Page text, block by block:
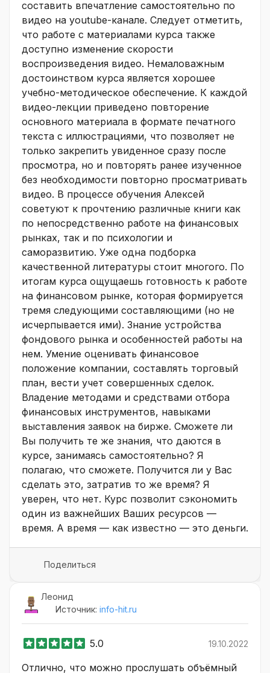
составить впечатление самостоятельно по
видео на youtube-канале. Следует отметить,
что работе с материалами курса также
доступно изменение скорости
воспроизведения видео. Немаловажным
достоинством курса является хорошее
учебно-методическое обеспечение. К каждой
видео-лекции приведено повторение
основного материала в формате печатного
текста с иллюстрациями, что позволяет не
только закрепить увиденное сразу после
просмотра, но и повторять ранее изученное
без необходимости повторно просматривать
видео. В процессе обучения Алексей
советуют к прочтению различные книги как
по непосредственно работе на финансовых
рынках, так и по психологии и
саморазвитию. Уже одна подборка
качественной литературы стоит многого. По
итогам курса ощущаешь готовность к работе
на финансовом рынке, которая формируется
тремя следующими составляющими (но не
исчерпывается ими). Знание устройства
фондового рынка и особенностей работы на
нем. Умение оценивать финансовое
положение компании, составлять торговый
план, вести учет совершенных сделок.
Владение методами и средствами отбора
финансовых инструментов, навыками
выставления заявок на бирже. Сможете ли
Вы получить те же знания, что даются в
курсе, занимаясь самостоятельно? Я
полагаю, что сможете. Получится ли у Вас
сделать это, затратив то же время? Я
уверен, что нет. Курс позволит сэкономить
один из важнейших Ваших ресурсов —
время. А время — как известно — это деньги.
Поделиться
Леонид
Источник: info-hit.ru
5.0 19.10.2022
Отлично, что можно прослушать объёмный